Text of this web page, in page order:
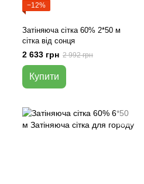
−12%
Затіняюча сітка 60% 2*50 м
сітка від сонця
2 633 грн 2 992 грн
Купити